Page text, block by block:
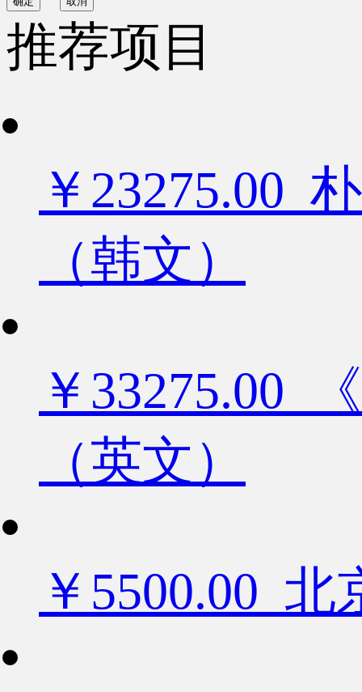
推荐项目
￥23275.00
（韩文）
￥33275.00
（英文）
￥5500.00